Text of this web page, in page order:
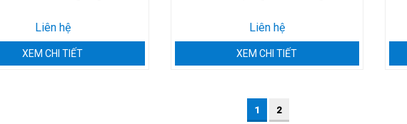
Liên hệ
XEM CHI TIẾT
Liên hệ
XEM CHI TIẾT
1 2